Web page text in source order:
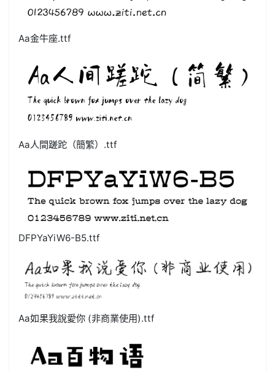
Aa金牛座.ttf
Aa人間蹉跎（簡繁）.ttf
DFPYaYiW6-B5.ttf
Aa如果我說愛你 (非商業使用).ttf